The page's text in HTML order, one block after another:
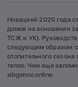
Новацией 2020 года
домов на основании
ТСЖ и УК).
следующим образом:
отопительного сезона
тепло. Чем еще
sibgenco.online.